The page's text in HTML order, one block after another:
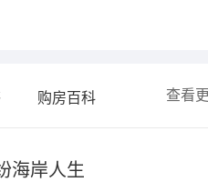
购房百科 查看
海岸人生